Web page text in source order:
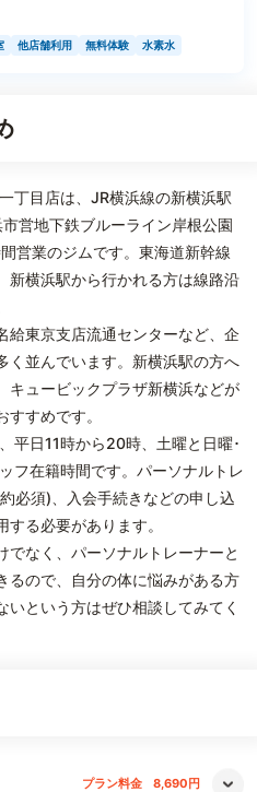
他店舗利用 無料体験 水素水
丁目店は、JR横浜線の新横浜駅
営地下鉄ブルーライン岸根公園
営業のジムです。東海道新幹線
新横浜駅から行かれる方は線路沿
給東京支店流通センターなど、企
く並んでいます。新横浜駅の方へ
キュービックプラザ新横浜などが
すめです。
平日11時から20時、土曜と日曜･
フ在籍時間です。パーソナルトレ
必須)、入会手続きなどの申し込
る必要があります。
でなく、パーソナルトレーナーと
るので、自分の体に悩みがある方
という方はぜひ相談してみてく
プラン料金 8,690円